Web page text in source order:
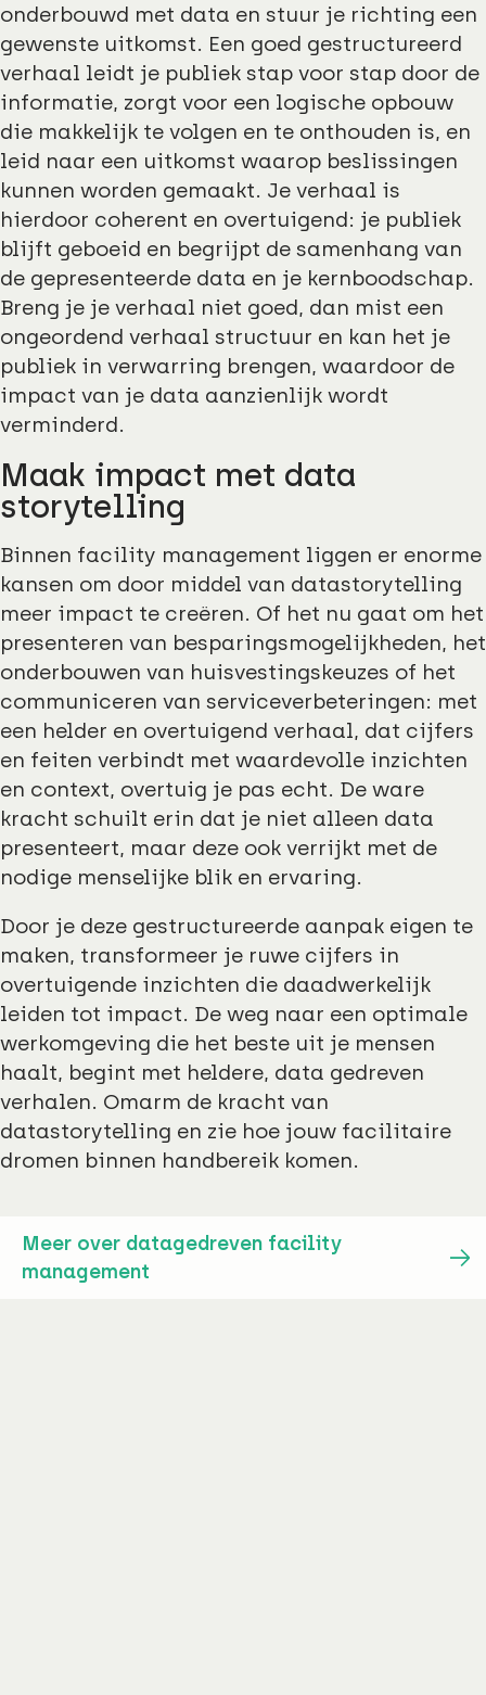
onderbouwd met data en stuur je richting een
gewenste uitkomst. Een goed gestructureerd
verhaal leidt je publiek stap voor stap door de
informatie, zorgt voor een logische opbouw
die makkelijk te volgen en te onthouden is, en
leid naar een uitkomst waarop beslissingen
kunnen worden gemaakt. Je verhaal is
hierdoor coherent en overtuigend: je publiek
blijft geboeid en begrijpt de samenhang van
de gepresenteerde data en je kernboodschap.
Breng je je verhaal niet goed, dan mist een
ongeordend verhaal structuur en kan het je
publiek in verwarring brengen, waardoor de
impact van je data aanzienlijk wordt
verminderd.
Maak impact met data
storytelling
Binnen facility management liggen er enorme
kansen om door middel van datastorytelling
meer impact te creëren. Of het nu gaat om het
presenteren van besparingsmogelijkheden, het
onderbouwen van huisvestingskeuzes of het
communiceren van serviceverbeteringen: met
een helder en overtuigend verhaal, dat cijfers
en feiten verbindt met waardevolle inzichten
en context, overtuig je pas echt. De ware
kracht schuilt erin dat je niet alleen data
presenteert, maar deze ook verrijkt met de
nodige menselijke blik en ervaring.
Door je deze gestructureerde aanpak eigen te
maken, transformeer je ruwe cijfers in
overtuigende inzichten die daadwerkelijk
leiden tot impact. De weg naar een optimale
werkomgeving die het beste uit je mensen
haalt, begint met heldere, data gedreven
verhalen. Omarm de kracht van
datastorytelling en zie hoe jouw facilitaire
dromen binnen handbereik komen.
Meer over datagedreven facility
management